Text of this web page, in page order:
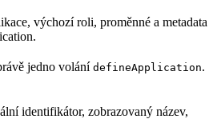
výchozí roli, proměnné a metadata
jedno volání defineApplication.
identifikátor, zobrazovaný název,